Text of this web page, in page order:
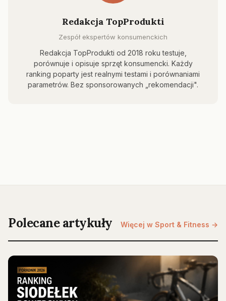
Redakcja TopProdukti
Zespół ekspertów konsumenckich
Redakcja TopProdukti od 2018 roku testuje,
porównuje i opisuje sprzęt konsumencki. Każdy
ranking poparty jest realnymi testami i porównaniami
parametrów. Bez sponsorowanych „rekomendacji".
Polecane artykuły Więcej w Sport & Fitness →